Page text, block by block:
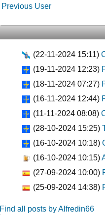
Previous User
(22-11-2024 15:11)
(19-11-2024 12:23)
(18-11-2024 07:27)
(16-11-2024 12:44)
(11-11-2024 08:08)
(28-10-2024 15:25)
(16-10-2024 10:18)
(16-10-2024 10:15)
(27-09-2024 10:00)
(25-09-2024 14:38)
Find all posts by Alfredin66